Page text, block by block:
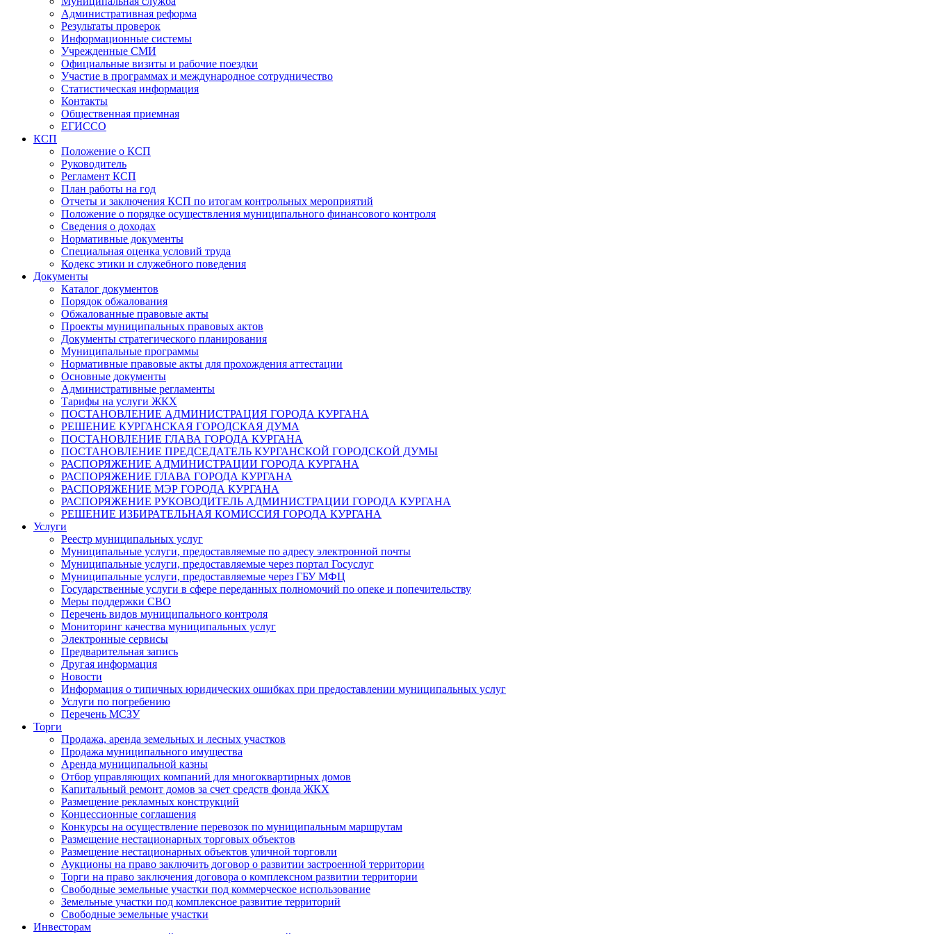
Административная реформа
Результаты проверок
Информационные системы
Учрежденные СМИ
Официальные визиты и рабочие поездки
Участие в программах и международное сотрудничество
Статистическая информация
Контакты
Общественная приемная
ЕГИССО
КСП
Положение о КСП
Руководитель
Регламент КСП
План работы на год
Отчеты и заключения КСП по итогам контрольных мероприятий
Положение о порядке осуществления муниципального финансового контроля
Сведения о доходах
Нормативные документы
Специальная оценка условий труда
Кодекс этики и служебного поведения
Документы
Каталог документов
Порядок обжалования
Обжалованные правовые акты
Проекты муниципальных правовых актов
Документы стратегического планирования
Муниципальные программы
Нормативные правовые акты для прохождения аттестации
Основные документы
Административные регламенты
Тарифы на услуги ЖКХ
ПОСТАНОВЛЕНИЕ АДМИНИСТРАЦИЯ ГОРОДА КУРГАНА
РЕШЕНИЕ КУРГАНСКАЯ ГОРОДСКАЯ ДУМА
ПОСТАНОВЛЕНИЕ ГЛАВА ГОРОДА КУРГАНА
ПОСТАНОВЛЕНИЕ ПРЕДСЕДАТЕЛЬ КУРГАНСКОЙ ГОРОДСКОЙ ДУМЫ
РАСПОРЯЖЕНИЕ АДМИНИСТРАЦИИ ГОРОДА КУРГАНА
РАСПОРЯЖЕНИЕ ГЛАВА ГОРОДА КУРГАНА
РАСПОРЯЖЕНИЕ МЭР ГОРОДА КУРГАНА
РАСПОРЯЖЕНИЕ РУКОВОДИТЕЛЬ АДМИНИСТРАЦИИ ГОРОДА КУРГАНА
РЕШЕНИЕ ИЗБИРАТЕЛЬНАЯ КОМИССИЯ ГОРОДА КУРГАНА
Услуги
Реестр муниципальных услуг
Муниципальные услуги, предоставляемые по адресу электронной почты
Муниципальные услуги, предоставляемые через портал Госуслуг
Муниципальные услуги, предоставляемые через ГБУ МФЦ
Государственные услуги в сфере переданных полномочий по опеке и попечительству
Меры поддержки СВО
Перечень видов муниципального контроля
Мониторинг качества муниципальных услуг
Электронные сервисы
Предварительная запись
Другая информация
Новости
Информация о типичных юридических ошибках при предоставлении муниципальных услуг
Услуги по погребению
Перечень МСЗУ
Торги
Продажа, аренда земельных и лесных участков
Продажа муниципального имущества
Аренда муниципальной казны
Отбор управляющих компаний для многоквартирных домов
Капитальный ремонт домов за счет средств фонда ЖКХ
Размещение рекламных конструкций
Концессионные соглашения
Конкурсы на осуществление перевозок по муниципальным маршрутам
Размещение нестационарных торговых объектов
Размещение нестационарных объектов уличной торговли
Аукционы на право заключить договор о развитии застроенной территории
Торги на право заключения договора о комплексном развитии территории
Свободные земельные участки под коммерческое использование
Земельные участки под комплексное развитие территорий
Свободные земельные участки
Инвесторам